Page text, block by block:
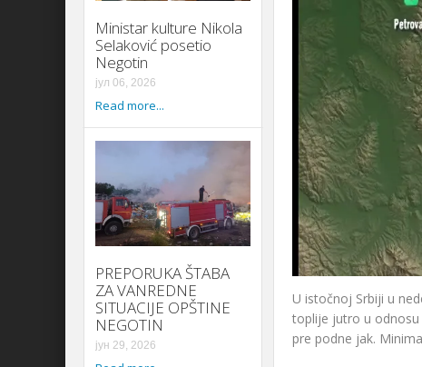
Ministar kulture Nikola
Selaković posetio
Negotin
јул 06, 2026
Read more...
PREPORUKA ŠTABA
ZA VANREDNE
SITUACIJE OPŠTINE
NEGOTIN
јун 29, 2026
U istočnoj Srbiji u
toplije jutro u odnosu
pre podne jak.